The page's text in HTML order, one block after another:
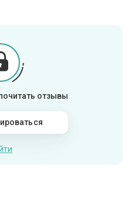
отзывы